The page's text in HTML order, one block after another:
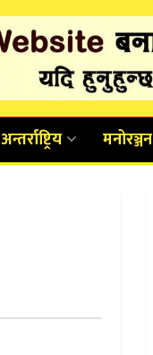
अन्तर्राष्ट्रिय मनोरञ्जन